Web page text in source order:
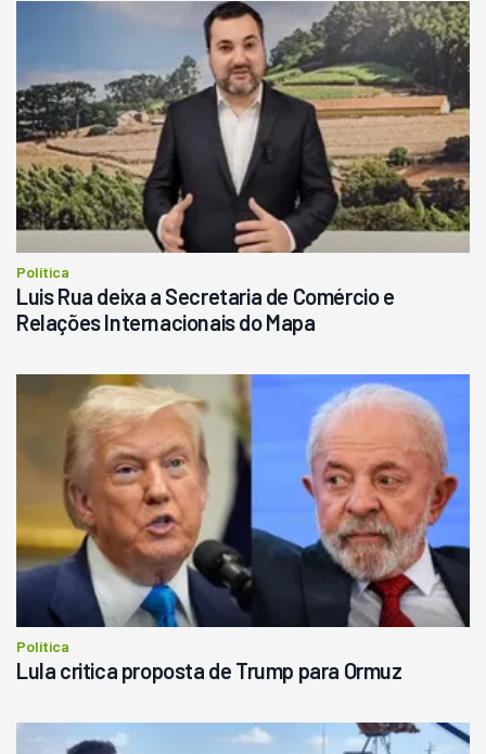
Política
Luis Rua deixa a Secretaria de Comércio e
Relações Internacionais do Mapa
Política
Lula critica proposta de Trump para Ormuz